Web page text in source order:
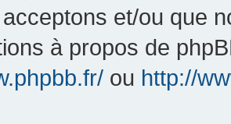
et/ou que
à propos de
ou http://